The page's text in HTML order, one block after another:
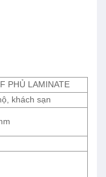
PHỦ LAMINATE
khách sạn